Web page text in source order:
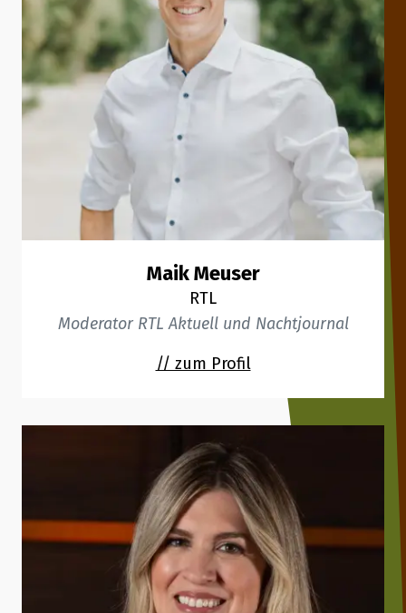
Maik Meuser
RTL
Moderator RTL Aktuell und Nachtjournal
// zum Profil